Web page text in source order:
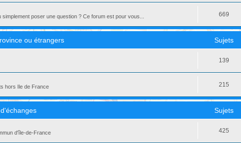
poser une question ? Ce forum est pour vous... 669
ou étrangers Sujets
139
hors Ile de France 215
Sujets
d'île-de-France 425